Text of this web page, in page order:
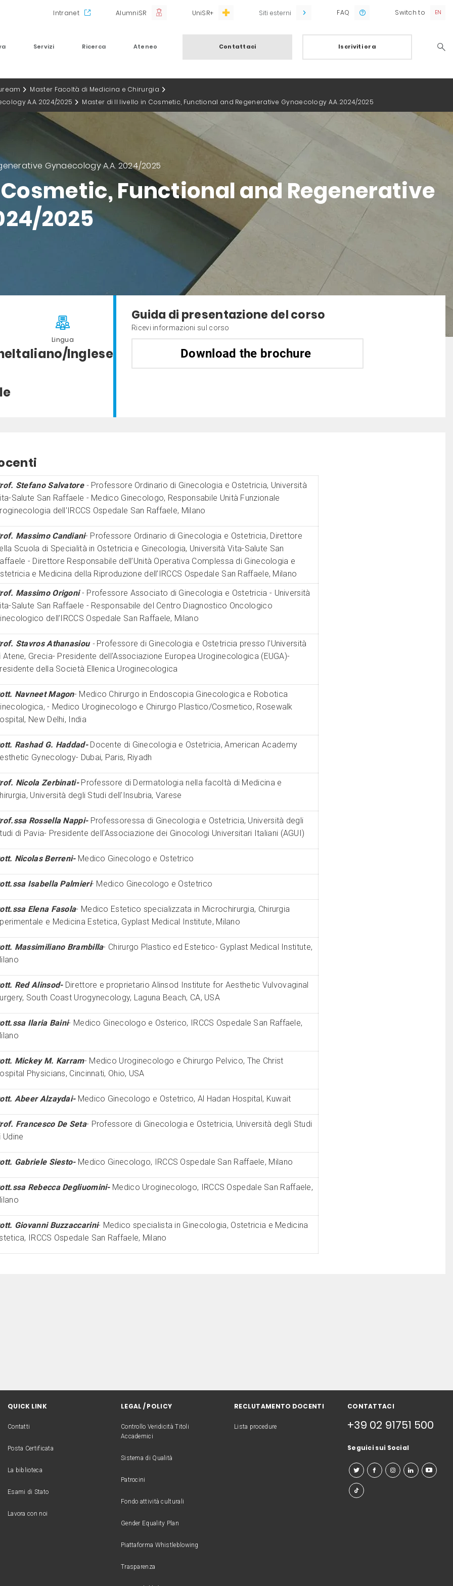
Intranet AlumniSR UniSR+ Siti esterni FAQ Switch to
Servizi Ricerca Ateneo Contattaci Iscriviti ora
Master Facoltà di Medicina e Chirurgia
A.A. 2024/2025
Master di II livello in Cosmetic, Functional and Regenerative Gynaecology A.A. 2024/2025
Gynaecology A.A. 2024/2025
Functional and Regenerative
2025
Lingua
Italiano/Inglese
Guida di presentazione del corso
Ricevi informazioni sul corso
Download the brochure
Stefano Salvatore- Professore Ordinario di Ginecologia e Ostetricia, Università
Salute San Raffaele - Medico Ginecologo, Responsabile Unità Funzionale
dell'IRCCS Ospedale San Raffaele, Milano
Massimo Candiani- Professore Ordinario di Ginecologia e Ostetricia, Direttore
Scuola di Specialità in Ostetricia e Ginecologia, Università Vita-Salute San
- Direttore Responsabile dell’Unità Operativa Complessa di Ginecologia e
e Medicina della Riproduzione dell’IRCCS Ospedale San Raffaele, Milano
Massimo Origoni - Professore Associato di Ginecologia e Ostetricia - Università
Salute San Raffaele - Responsabile del Centro Diagnostico Oncologico
dell’IRCCS Ospedale San Raffaele, Milano
Stavros Athanasiou -Professore di Ginecologia e Ostetricia presso l'Università
Atene, Grecia- Presidente dell'Associazione Europea Uroginecologica (EUGA)-
della Società Ellenica Uroginecologica
Navneet Magon- Medico Chirurgo in Endoscopia Ginecologica e Robotica
- Medico Uroginecologo e Chirurgo Plastico/Cosmetico, Rosewalk
New Delhi, India
Rashad G. Haddad- Docente di Ginecologia e Ostetricia, American Academy
Gynecology- Dubai, Paris, Riyadh
Nicola Zerbinati- Professore di Dermatologia nella facoltà di Medicina e
Università degli Studi dell'Insubria, Varese
Rossella Nappi-Professoressa di Ginecologia e Ostetricia, Università degli
di Pavia- Presidente dell'Associazione dei Ginocologi Universitari Italiani (AGUI)
Nicolas Berreni-Medico Ginecologo e Ostetrico
Isabella Palmieri- Medico Ginecologo e Ostetrico
Elena Fasola- Medico Estetico specializzata in Microchirurgia, Chirurgia
e Medicina Estetica, Gyplast Medical Institute, Milano
Massimiliano Brambilla- Chirurgo Plastico ed Estetico- Gyplast Medical Institute,
Red Alinsod-Direttore e proprietario Alinsod Institute for Aesthetic Vulvovaginal
South Coast Urogynecology, Laguna Beach, CA, USA
Ilaria Baini- Medico Ginecologo e Osterico, IRCCS Ospedale San Raffaele,
Mickey M. Karram- Medico Uroginecologo e Chirurgo Pelvico, The Christ
Physicians, Cincinnati, Ohio, USA
Abeer Alzaydai-Medico Ginecologo e Ostetrico, Al Hadan Hospital, Kuwait
Francesco De Seta- Professore di Ginecologia e Ostetricia, Università degli Studi
Udine
Gabriele Siesto- Medico Ginecologo, IRCCS Ospedale San Raffaele, Milano
Rebecca Degliuomini-Medico Uroginecologo, IRCCS Ospedale San Raffaele,
Giovanni Buzzaccarini- Medico specialista in Ginecologia, Ostetricia e Medicina
IRCCS Ospedale San Raffaele, Milano
QUICK LINK
Contatti
Posta Certificata
La biblioteca
Esami di Stato
Lavora con noi
LEGAL / POLICY
Controllo Veridicità Titoli
Accademici
Sistema di Qualità
Patrocini
Fondo attività culturali
Gender Equality Plan
Piattaforma Whistleblowing
Trasparenza
RECLUTAMENTO DOCENTI
Lista procedure
CONTATTACI
+39 02 91751 500
Seguici sui Social